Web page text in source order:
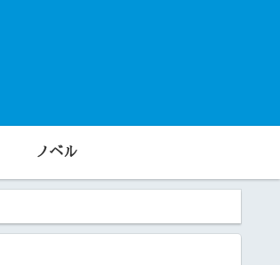
ノベル